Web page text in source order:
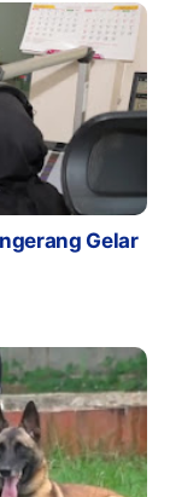
Gelar